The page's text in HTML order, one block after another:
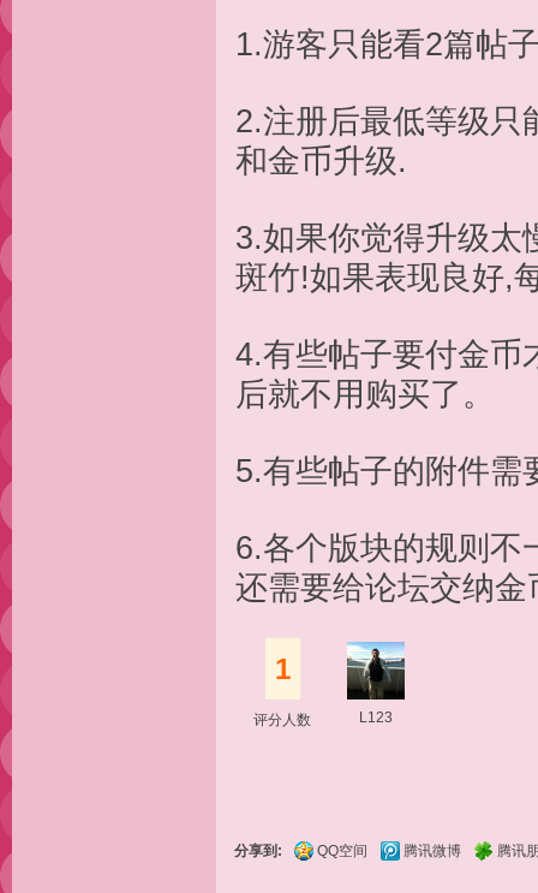
1.游客只能看2篇帖
2.注册后最低等级只
和金币升级.
3.如果你觉得升级太
斑竹!如果表现良好,
4.有些帖子要付金币
后就不用购买了。
5.有些帖子的附件需
6.各个版块的规则不
还需要给论坛交纳
1
评分人数 L123
分享到: QQ空间 腾讯微博 腾讯